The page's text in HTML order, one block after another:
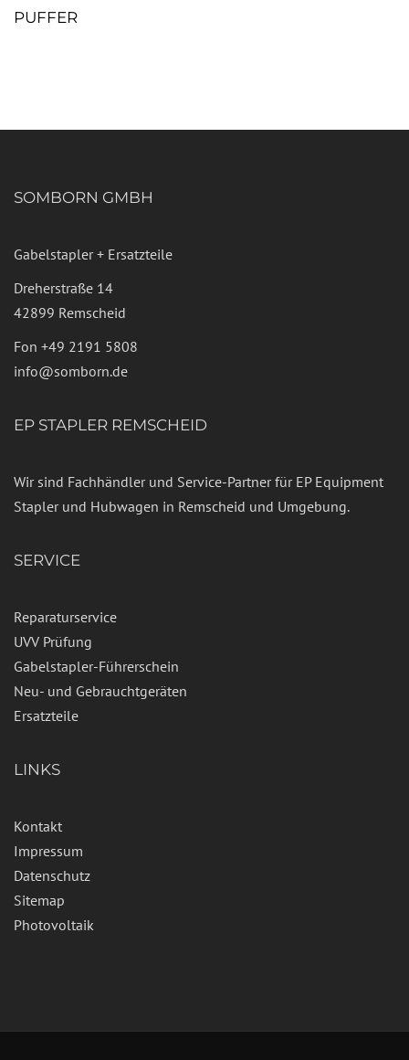
PUFFER
SOMBORN GMBH
Gabelstapler + Ersatzteile
Dreherstraße 14
42899 Remscheid
Fon +49 2191 5808
info@somborn.de
EP STAPLER REMSCHEID
Wir sind Fachhändler und Service-Partner für EP Equipment
Stapler und Hubwagen in Remscheid und Umgebung.
SERVICE
Reparaturservice
UVV Prüfung
Gabelstapler-Führerschein
Neu- und Gebrauchtgeräten
Ersatzteile
LINKS
Kontakt
Impressum
Datenschutz
Sitemap
Photovoltaik